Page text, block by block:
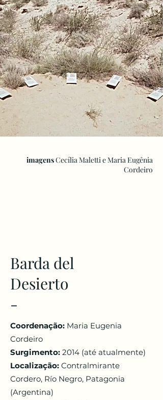
imagensCecília Maletti e Maria Eugênia
Cordeiro
Barda del
Desierto
-
Coordenação: Maria Eugenia
Cordeiro
Surgimento: 2014 (até atualmente)
Localização: Contralmirante
Cordero, Río Negro, Patagonia
(Argentina)